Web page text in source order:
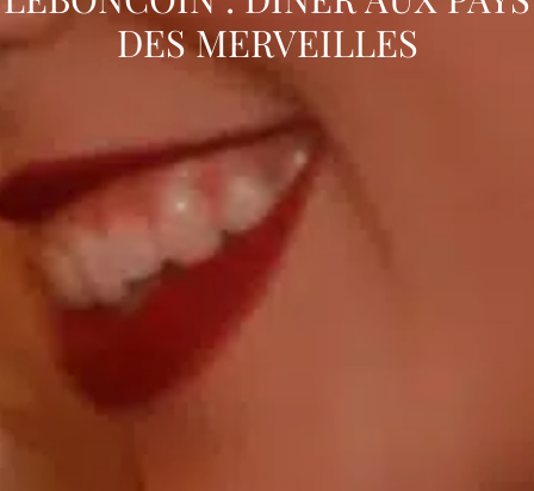
DES MERVEILLES